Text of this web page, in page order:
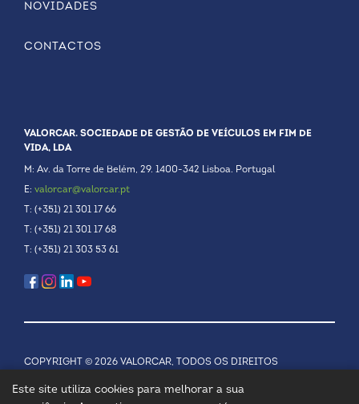
NOVIDADES
CONTACTOS
VALORCAR. SOCIEDADE DE GESTÃO DE VEÍCULOS EM FIM DE
VIDA, LDA
M: Av. da Torre de Belém, 29. 1400-342 Lisboa. Portugal
E: valorcar@valorcar.pt
T: (+351) 21 301 17 66
T: (+351) 21 301 17 68
T: (+351) 21 303 53 61
COPYRIGHT © 2026 VALORCAR, TODOS OS DIREITOS
Este site utiliza cookies para melhorar a sua